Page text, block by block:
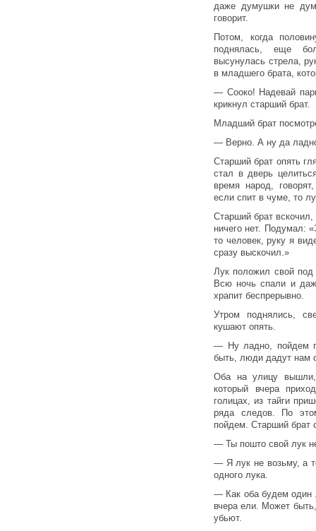
даже думушки не
говорит.
Потом, когда
поднялась, еще
высунулась стрела,
в младшего брата,
— Сооко! Надевай
крикнул старший брат.
Младший брат
— Верно. А ну да
Старший брат опять
стал в дверь
время народ,
если спит в чуме, то
Старший брат
ничего нет. Подумал:
то человек, руку я
сразу выскочил.»
Лук положил свой под
Всю ночь спали и
храпит беспрерывно.
Утром поднялись,
кушают опять.
— Ну ладно, пойдем
быть, люди дадут нам
Оба на улицу
который вчера
голицах, из тайги
ряда следов. По
пойдем. Старший брат
— Ты пошто свой лук
— Я лук не возьму, а
одного лука.
— Как оба будем один
вчера ели. Может
убьют.